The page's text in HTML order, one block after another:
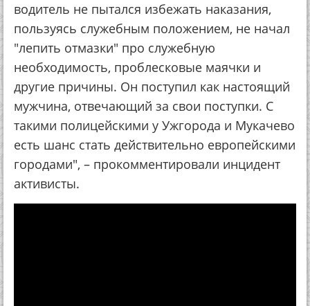
водитель не пытался избежать наказания,
пользуясь служебным положением, не начал
"лепить отмазки" про служебную
необходимость, проблесковые маячки и
другие причины. Он поступил как настоящий
мужчина, отвечающий за свои поступки. С
такими полицейскими у Ужгорода и Мукачево
есть шанс стать действительно европейскими
городами", – прокомментировали инцидент
активисты.